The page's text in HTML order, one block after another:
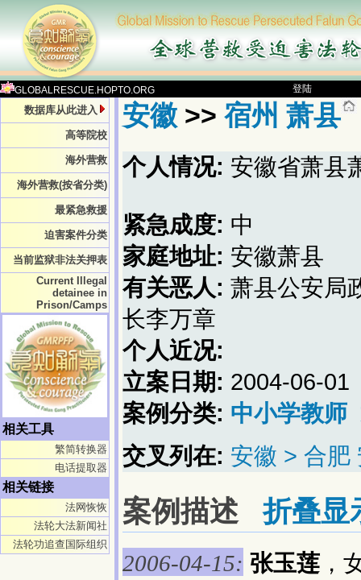
GLOBALRESCUE.HOPTO.ORG 登陆
数据库从此进入
高等院校
海外营救
海外营救(按省分类)
最紧急救援
迫害案件分类
当前监狱非法关押表
Current Illegal
detainee in
Prison/Camps
相关工具
繁简转换器
电话提取器
相关链接
法网恢恢
法轮大法新闻社
法轮功追查国际组织
安徽 >> 宿州 萧县
个人情况: 安徽省萧县
紧急成度: 中
家庭地址: 安徽萧县
有关恶人: 萧县公安局
长李万章
个人近况:
立案日期: 2004-06-01
案例分类: 中小学教师
交叉列在: 安徽 > 合肥
案例描述折叠显
2006-04-15: 张玉莲 ，